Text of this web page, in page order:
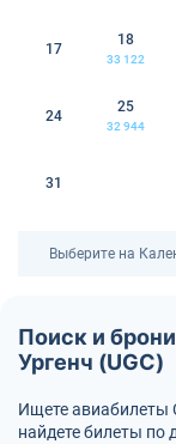
17
18
33 122
24
25
32 944
31
Выберите на
Поиск и
Ургенч (UGC)
Ищете авиабилеты
найдете билеты по